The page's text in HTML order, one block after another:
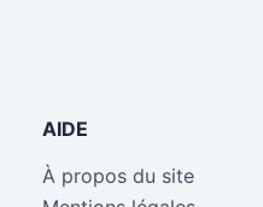
AIDE
À propos du site